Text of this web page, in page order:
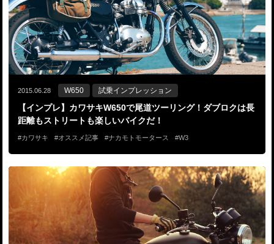
2015.06.28 W650 試乗インプレッション
【インプレ】カワサキW650で尾道ツーリング！ダブロクは長
距離もストリートも楽しいバイクだ！
カワサキ オススメ記事 ナカモトモータース W3